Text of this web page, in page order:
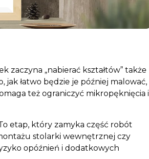
„nabierać kształtów” także
jak łatwo będzie je później malować,
też ograniczyć mikropęknięcia i
etap, który zamyka część robót
stolarki wewnętrznej czy
opóźnień i dodatkowych